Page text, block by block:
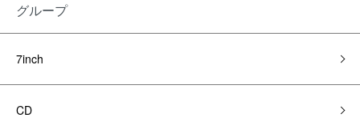
グループ
7inch
CD